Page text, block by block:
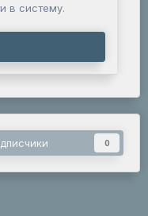
в систему.
0